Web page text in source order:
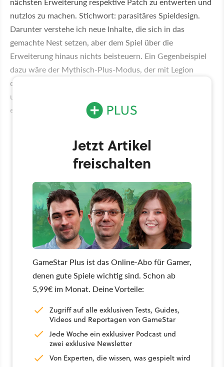
nutzlos zu machen. Stichwort: parasitäres Spieldesign.
Darunter verstehe ich neue Inhalte, die sich in das
gemachte Nest setzen, aber dem Spiel über die
Erweiterung hinaus nichts beisteuern. Ein Gegenbeispiel
dazu wäre der Mythisch-Plus-Modus, der mit Legion
dazukam. Dieser bereichert World of Warcraft bis heute
und hat sich zu einem der besten Endgame-Inhalte
entwickelt.
Jetzt Artikel
freischalten
GameStar Plus ist das Online-Abo für Gamer,
denen gute Spiele wichtig sind. Schon ab
5,99€ im Monat. Deine Vorteile:
Zugriff auf alle exklusiven Tests, Guides,
Videos und Reportagen von GameStar
Jede Woche ein exklusiver Podcast und
zwei exklusive Newsletter
Von Experten, die wissen, was gespielt wird